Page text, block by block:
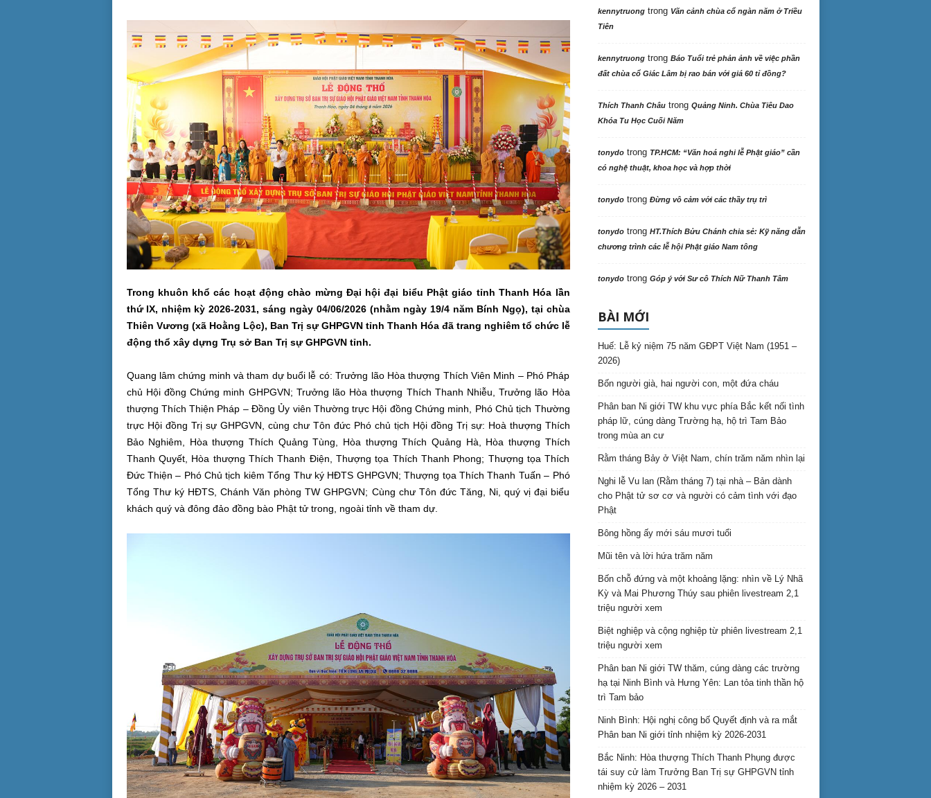
Trong khuôn khổ các hoạt động chào mừng Đại hội đại biểu Phật giáo tỉnh Thanh Hóa lần
thứ IX, nhiệm kỳ 2026-2031, sáng ngày 04/06/2026 (nhằm ngày 19/4 năm Bính Ngọ), tại chùa
Thiên Vương (xã Hoằng Lộc), Ban Trị sự GHPGVN tỉnh Thanh Hóa đã trang nghiêm tổ chức lễ
động thổ xây dựng Trụ sở Ban Trị sự GHPGVN tỉnh.
Quang lâm chứng minh và tham dự buổi lễ có: Trưởng lão Hòa thượng Thích Viên Minh – Phó Pháp
chủ Hội đồng Chứng minh GHPGVN; Trưởng lão Hòa thượng Thích Thanh Nhiễu, Trưởng lão Hòa
thượng Thích Thiện Pháp – Đồng Ủy viên Thường trực Hội đồng Chứng minh, Phó Chủ tịch Thường
trực Hội đồng Trị sự GHPGVN, cùng chư Tôn đức Phó chủ tịch Hội đồng Trị sự: Hoà thượng Thích
Bảo Nghiêm, Hòa thượng Thích Quảng Tùng, Hòa thượng Thích Quảng Hà, Hòa thượng Thích
Thanh Quyết, Hòa thượng Thích Thanh Điện, Thượng tọa Thích Thanh Phong; Thượng tọa Thích
Đức Thiện – Phó Chủ tịch kiêm Tổng Thư ký HĐTS GHPGVN; Thượng tọa Thích Thanh Tuấn – Phó
Tổng Thư ký HĐTS, Chánh Văn phòng TW GHPGVN; Cùng chư Tôn đức Tăng, Ni, quý vị đại biểu
khách quý và đông đảo đồng bào Phật tử trong, ngoài tỉnh về tham dự.
kennytruongtrong Vãn cảnh chùa cổ ngàn năm ở Triều
Tiên
kennytruongtrong Báo Tuổi trẻ phản ảnh về việc phần
đất chùa cổ Giác Lâm bị rao bán với giá 60 tỉ đồng?
Thích Thanh Châutrong Quảng Ninh. Chùa Tiêu Dao
Khóa Tu Học Cuối Năm
tonydotrong TP.HCM: “Văn hoá nghi lễ Phật giáo” cần
có nghệ thuật, khoa học và hợp thời
tonydotrong Đừng vô cảm với các thầy trụ trì
tonydotrong HT.Thích Bửu Chánh chia sẻ: Kỹ năng dẫn
chương trình các lễ hội Phật giáo Nam tông
tonydotrong Góp ý với Sư cô Thích Nữ Thanh Tâm
BÀI MỚI
Huế: Lễ kỷ niệm 75 năm GĐPT Việt Nam (1951 –
2026)
Bốn người già, hai người con, một đứa cháu
Phân ban Ni giới TW khu vực phía Bắc kết nối tình
pháp lữ, cúng dàng Trường hạ, hộ trì Tam Bảo
trong mùa an cư
Rằm tháng Bảy ở Việt Nam, chín trăm năm nhìn lại
Nghi lễ Vu lan (Rằm tháng 7) tại nhà – Bản dành
cho Phật tử sơ cơ và người có cảm tình với đạo
Phật
Bông hồng ấy mới sáu mươi tuổi
Mũi tên và lời hứa trăm năm
Bốn chỗ đứng và một khoảng lặng: nhìn về Lý Nhã
Kỳ và Mai Phương Thúy sau phiên livestream 2,1
triệu người xem
Biệt nghiệp và cộng nghiệp từ phiên livestream 2,1
triệu người xem
Phân ban Ni giới TW thăm, cúng dàng các trường
hạ tại Ninh Bình và Hưng Yên: Lan tỏa tinh thần hộ
trì Tam bảo
Ninh Bình: Hội nghị công bố Quyết định và ra mắt
Phân ban Ni giới tỉnh nhiệm kỳ 2026-2031
Bắc Ninh: Hòa thượng Thích Thanh Phụng được
tái suy cử làm Trưởng Ban Trị sự GHPGVN tỉnh
nhiệm kỳ 2026 – 2031